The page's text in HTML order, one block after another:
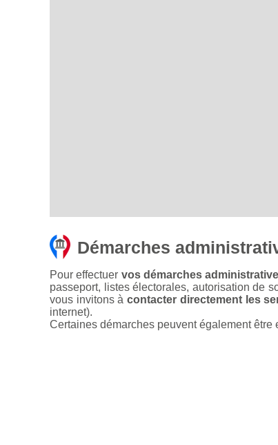
Démarches
Pour effectuer vos démarches
passeport, listes électorales, autorisation de
vous invitons àcontacter directement les
internet).
Certaines démarches peuvent également